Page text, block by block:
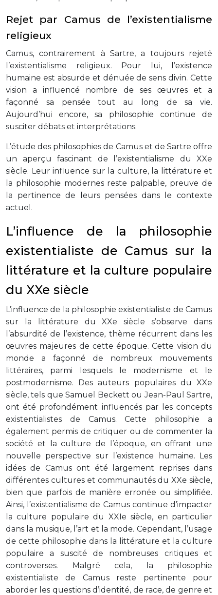
Rejet par Camus de l’existentialisme
religieux
Camus, contrairement à Sartre, a toujours rejeté
l’existentialisme religieux. Pour lui, l’existence
humaine est absurde et dénuée de sens divin. Cette
vision a influencé nombre de ses œuvres et a
façonné sa pensée tout au long de sa vie.
Aujourd’hui encore, sa philosophie continue de
susciter débats et interprétations.
L’étude des philosophies de Camus et de Sartre offre
un aperçu fascinant de l’existentialisme du XXe
siècle. Leur influence sur la culture, la littérature et
la philosophie modernes reste palpable, preuve de
la pertinence de leurs pensées dans le contexte
actuel.
L’influence de la philosophie
existentialiste de Camus sur la
littérature et la culture populaire
du XXe siècle
L’influence de la philosophie existentialiste de Camus
sur la littérature du XXe siècle s’observe dans
l’absurdité de l’existence, thème récurrent dans les
œuvres majeures de cette époque. Cette vision du
monde a façonné de nombreux mouvements
littéraires, parmi lesquels le modernisme et le
postmodernisme. Des auteurs populaires du XXe
siècle, tels que Samuel Beckett ou Jean-Paul Sartre,
ont été profondément influencés par les concepts
existentialistes de Camus. Cette philosophie a
également permis de critiquer ou de commenter la
société et la culture de l’époque, en offrant une
nouvelle perspective sur l’existence humaine. Les
idées de Camus ont été largement reprises dans
différentes cultures et communautés du XXe siècle,
bien que parfois de manière erronée ou simplifiée.
Ainsi, l’existentialisme de Camus continue d’impacter
la culture populaire du XXIe siècle, en particulier
dans la musique, l’art et la mode. Cependant, l’usage
de cette philosophie dans la littérature et la culture
populaire a suscité de nombreuses critiques et
controverses. Malgré cela, la philosophie
existentialiste de Camus reste pertinente pour
aborder les questions d’identité, de race, de genre et